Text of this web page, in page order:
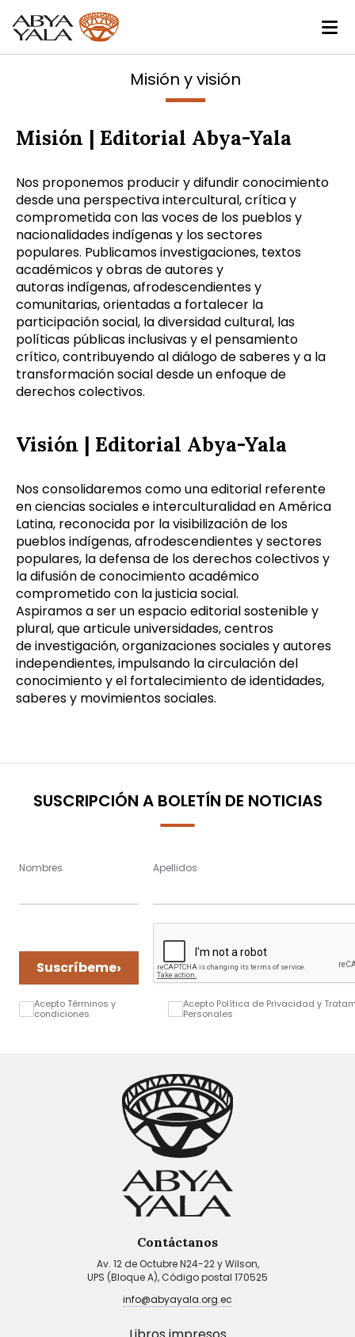
Misión y visión
Misión | Editorial Abya-Yala
Nos proponemos produciry difundirconocimiento
desde una perspectiva intercultural, crítica y
comprometida con lasvoces de los pueblos y
nacionalidades indígenas y los sectores
populares. Publicamosinvestigaciones, textos
académicosy obras deautoresy
autorasindígenas, afrodescendientesy
comunitarias,orientadas a fortalecer la
participación social, la diversidad cultural, las
políticas públicas inclusivas y el pensamiento
crítico, contribuyendo al diálogo de saberes y a la
transformación socialdesde un enfoque de
derechos colectivos.
Visión | Editorial Abya-Yala
Nosconsolidaremoscomo una editorial referente
en ciencias sociales e interculturalidad en América
Latina, reconocida por lavisibilizaciónde los
pueblos indígenas,afrodescendientesy sectores
populares, la defensa de los derechos colectivos y
la difusión de conocimiento académico
comprometido con la justicia social.
Aspiramos a ser un espacio editorial sostenible y
plural, que articule universidades, centros
deinvestigación, organizaciones sociales y autores
independientes, impulsando la circulación del
conocimiento y el fortalecimiento de identidades,
saberes y movimientos sociales.
SUSCRIPCIÓN A BOLETÍN DE NOTICIAS
Nombres Apellidos
Suscríbeme›
Acepto Términos y
condiciones
Acepto Política de Privacidad y
Personales
Contáctanos
Av. 12 de Octubre N24-22 y Wilson,
UPS (Bloque A), Código postal 170525
info@abyayala.org.ec